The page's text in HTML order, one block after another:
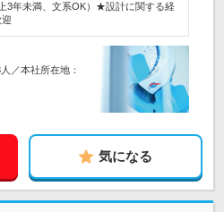
3年未満、文系OK）★設計に関する経
／本社所在地：
気になる